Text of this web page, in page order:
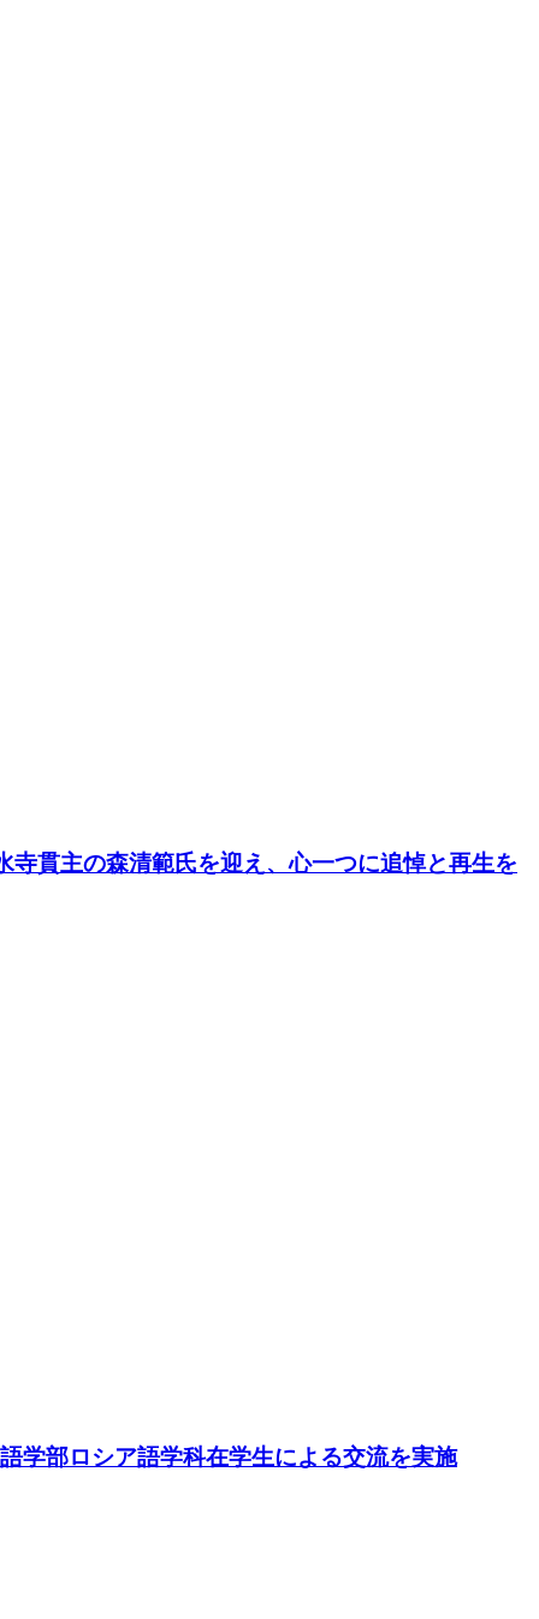
貫主の森清範氏を迎え、心一つに追悼と再生を
学部ロシア語学科在学生による交流を実施